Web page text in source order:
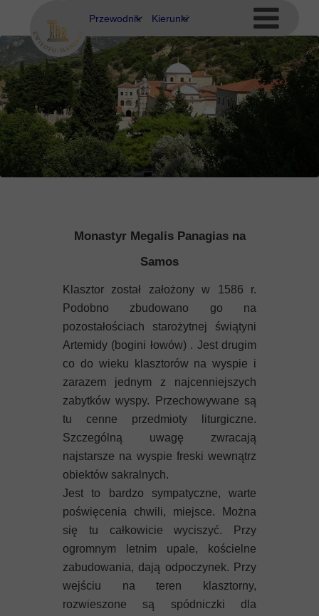
Przewodnik
Eubea
Kos
Rodos
Kierunki
Ateny
Delfy
Eubea
Kalimnos
Kreta
Mykeny
Nisyros
Rodos
Samos
Symi
Thasos
Lanzarote
Monastyr Megalis Panagias na
Samos
Klasztor został założony w 1586 r.
Podobno zbudowano go na
pozostałościach starożytnej świątyni
Artemidy (bogini łowów) . Jest drugim
co do wieku klasztorów na wyspie i
zarazem jednym z najcenniejszych
zabytków wyspy. Przechowywane są
tu cenne przedmioty liturgiczne.
Szczególną uwagę zwracają
najstarsze na wyspie freski wewnątrz
obiektów sakralnych.
Jest to bardzo sympatyczne, warte
poświęcenia chwili, miejsce. Można
się tu całkowicie wyciszyć. Przy
ogromnym letnim upale, kościelne
zabudowania, dają odpoczynek. Przy
wejściu na teren klasztorny,
rozwieszone są spódniczki dla